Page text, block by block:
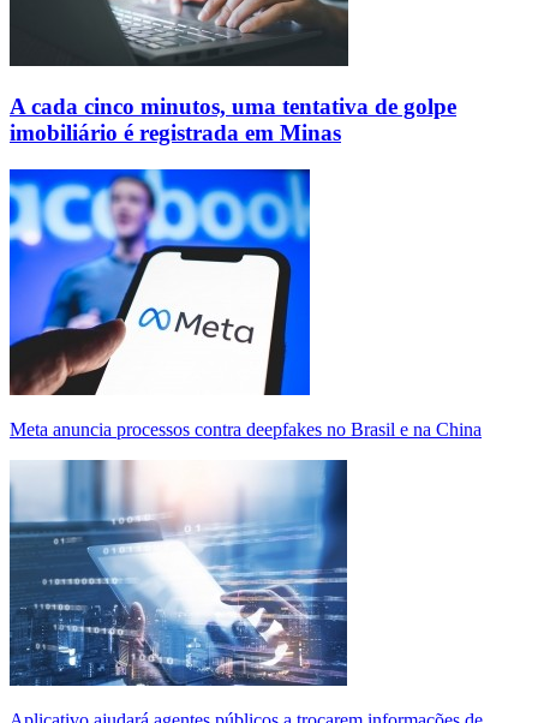
A cada cinco minutos, uma tentativa de golpe
imobiliário é registrada em Minas
Meta anuncia processos contra deepfakes no Brasil e na China